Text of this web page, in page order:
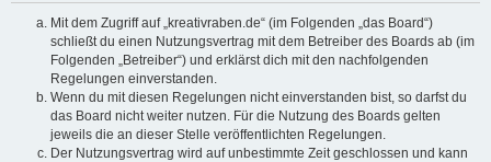
Mit dem Zugriff auf „kreativraben.de“ (im Folgenden „das Board“)
schließt du einen Nutzungsvertrag mit dem Betreiber des Boards ab (im
Folgenden „Betreiber“) und erklärst dich mit den nachfolgenden
Regelungen einverstanden.
Wenn du mit diesen Regelungen nicht einverstanden bist, so darfst du
das Board nicht weiter nutzen. Für die Nutzung des Boards gelten
jeweils die an dieser Stelle veröffentlichten Regelungen.
Der Nutzungsvertrag wird auf unbestimmte Zeit geschlossen und kann